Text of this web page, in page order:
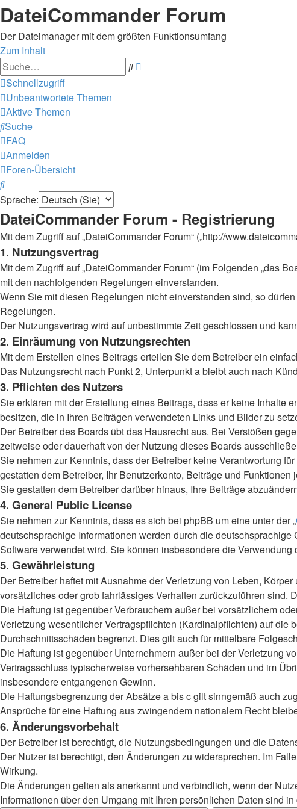
DateiCommander Forum
Der Dateimanager mit dem größten Funktionsumfang
Zum Inhalt
Suche
Schnellzugriff
Unbeantwortete Themen
Aktive Themen
Suche
FAQ
Anmelden
Foren-Übersicht
Suche
Sprache:
DateiCommander Forum - Registrierung
Mit dem Zugriff auf „DateiCommander Forum“ („http://
1. Nutzungsvertrag
Mit dem Zugriff auf „DateiCommander Forum“ (im Folgenden „das
mit den nachfolgenden Regelungen einverstanden.
Wenn Sie mit diesen Regelungen nicht einverstanden sind, so
Regelungen.
Der Nutzungsvertrag wird auf unbestimmte Zeit geschlossen und
2. Einräumung von Nutzungsrechten
Mit dem Erstellen eines Beitrags erteilen Sie dem Betreiber ein
Das Nutzungsrecht nach Punkt 2, Unterpunkt a bleibt auch nach
3. Pflichten des Nutzers
Sie erklären mit der Erstellung eines Beitrags, dass er keine Inhalte
besitzen, die in Ihren Beiträgen verwendeten Links und Bilder zu
Der Betreiber des Boards übt das Hausrecht aus. Bei Verstößen
zeitweise oder dauerhaft von der Nutzung dieses Boards
Sie nehmen zur Kenntnis, dass der Betreiber keine Verantwortung
gestatten dem Betreiber, Ihr Benutzerkonto, Beiträge und
Sie gestatten dem Betreiber darüber hinaus, Ihre Beiträge
4. General Public License
Sie nehmen zur Kenntnis, dass es sich bei phpBB um eine unter der „
deutschsprachige Informationen werden durch die
Software verwendet wird. Sie können insbesondere die
5. Gewährleistung
Der Betreiber haftet mit Ausnahme der Verletzung von Leben,
vorsätzliches oder grob fahrlässiges Verhalten zurückzuführen
Die Haftung ist gegenüber Verbrauchern außer bei vorsätzlichem
Verletzung wesentlicher Vertragspflichten (Kardinalpflichten) auf
Durchschnittsschäden begrenzt. Dies gilt auch für mittelbare
Die Haftung ist gegenüber Unternehmern außer bei der Verletzung
Vertragsschluss typischerweise vorhersehbaren Schäden und im
insbesondere entgangenen Gewinn.
Die Haftungsbegrenzung der Absätze a bis c gilt sinngemäß auch
Ansprüche für eine Haftung aus zwingendem nationalem Recht
6. Änderungsvorbehalt
Der Betreiber ist berechtigt, die Nutzungsbedingungen und die
Der Nutzer ist berechtigt, den Änderungen zu widersprechen. Im
Wirkung.
Die Änderungen gelten als anerkannt und verbindlich, wenn der
Informationen über den Umgang mit Ihren persönlichen Daten sind